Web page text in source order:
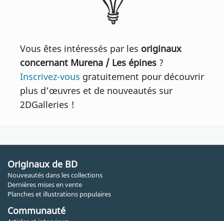
Vous êtes intéressés par les originaux
concernant Murena / Les épines ?
Inscrivez-vous gratuitement pour découvrir
plus d’œuvres et de nouveautés sur
2DGalleries !
Originaux de BD
Nouveautés dans les collections
Dernières mises en vente
Planches et illustrations populaires
Communauté